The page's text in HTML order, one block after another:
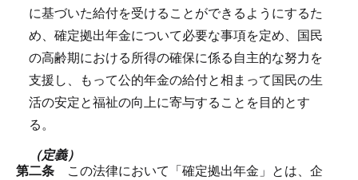
に基づいた給付を受けることができるようにするた
め、確定拠出年金について必要な事項を定め、国民
の高齢期における所得の確保に係る自主的な努力を
支援し、もって公的年金の給付と相まって国民の生
活の安定と福祉の向上に寄与することを目的とす
る。
（定義）
第二条 この法律において「確定拠出年金」とは、企